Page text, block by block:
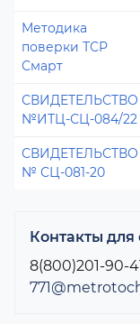
Методика
поверки ТСР
Смарт
СВИДЕТЕЛЬСТВО
№ИТЦ-СЦ-084/22
СВИДЕТЕЛЬСТВО
№ СЦ-081-20
Контакты для
8(800)201-90-